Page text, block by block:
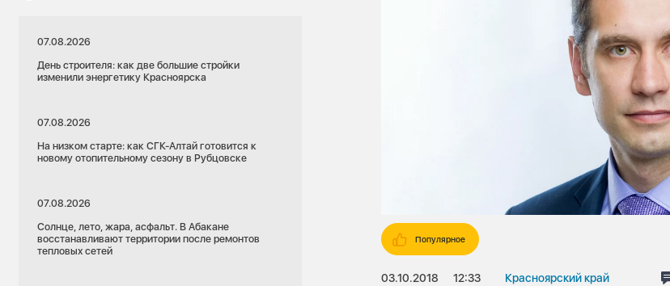
07.08.2026
День строителя: как две большие стройки
изменили энергетику Красноярска
07.08.2026
На низком старте: как СГК-Алтай готовится к
новому отопительному сезону в Рубцовске
07.08.2026
Солнце, лето, жара, асфальт. В Абакане
восстанавливают территории после ремонтов
тепловых сетей
Популярное
03.10.2018 12:33 Красноярский край